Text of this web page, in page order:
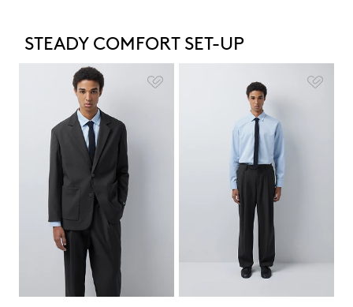
STEADY COMFORT SET-UP